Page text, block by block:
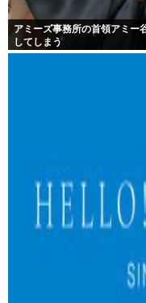
アミーズ事務所の首領アミー
してしまう